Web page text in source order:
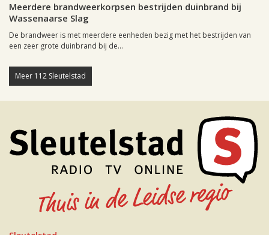
Meerdere brandweerkorpsen bestrijden duinbrand bij
Wassenaarse Slag
De brandweer is met meerdere eenheden bezig met het bestrijden van
een zeer grote duinbrand bij de...
Meer 112 Sleutelstad